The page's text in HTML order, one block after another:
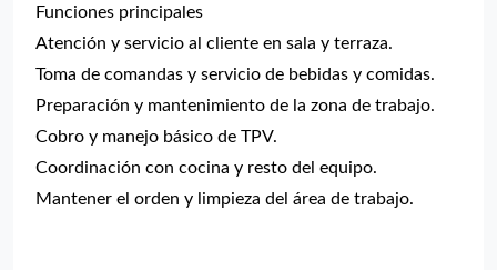
Funciones principales
Atención y servicio al cliente en sala y terraza.
Toma de comandas y servicio de bebidas y comidas.
Preparación y mantenimiento de la zona de trabajo.
Cobro y manejo básico de TPV.
Coordinación con cocina y resto del equipo.
Mantener el orden y limpieza del área de trabajo.